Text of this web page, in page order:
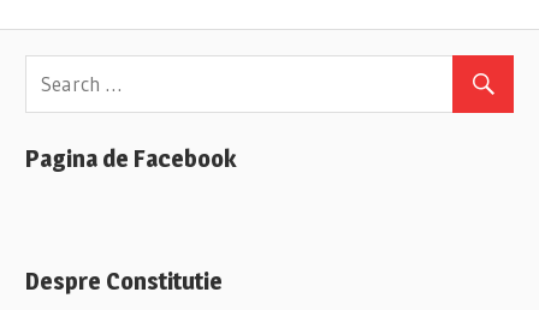
articole
Pagina de Facebook
Despre Constitutie